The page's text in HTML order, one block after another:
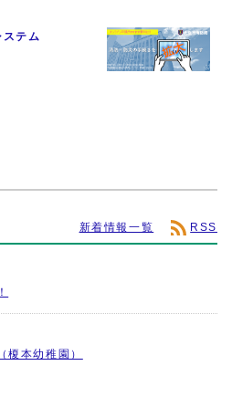
テム
新着情報一覧 RSS
榎本幼稚園）